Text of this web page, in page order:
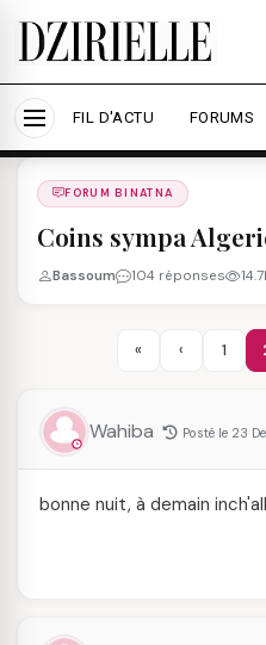
Nous utilisons des
expérience et mesurer
Accepter tout
FIL D'ACTU FORUMS
Forums
FORUM BINATNA
Coins sympa
Bassoum 104 réponses
« ‹ 1
Wahiba Posté le 23
bonne nuit, à demain